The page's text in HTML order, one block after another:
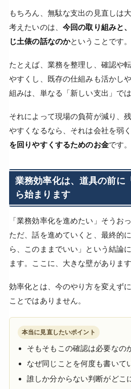
もちろん、無駄な支出の見直しは
考えたいのは、 今回の取り組みと
じ土俵の話なのかということです。
たとえば、業務を整理し、確認や
やすくし、既存の仕組みも活かし
組みは、単なる「新しい支出」では
それによって現場の負荷が減り、
やすくなるなら、それは会社を弱
を回りやすくするためのお金です。
業務効率化は、道具の前に
ら始まります
「業務効率化を進めたい」そうお
ただ、話を進めていくと、最終的
ら、このままでいい」という結論
ます。ここに、大きな壁があります
効率化とは、今のやり方を変えず
ことではありません。
本当に見直したいポイント
そもそもこの確認は必要なの
なぜ同じことを何度も書いて
誰しか分からない判断がどこ